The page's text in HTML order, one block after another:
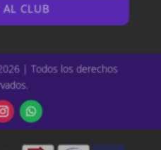
CLUB
| Todos los derechos